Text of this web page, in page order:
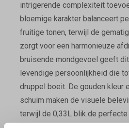
intrigerende complexiteit
bloemige karakter balanceert
fruitige tonen, terwijl de
zorgt voor een harmonieuze
bruisende mondgevoel geeft
levendige persoonlijkheid die
druppel boeit. De gouden kleur
schuim maken de visuele
terwijl de 0,33L blik de